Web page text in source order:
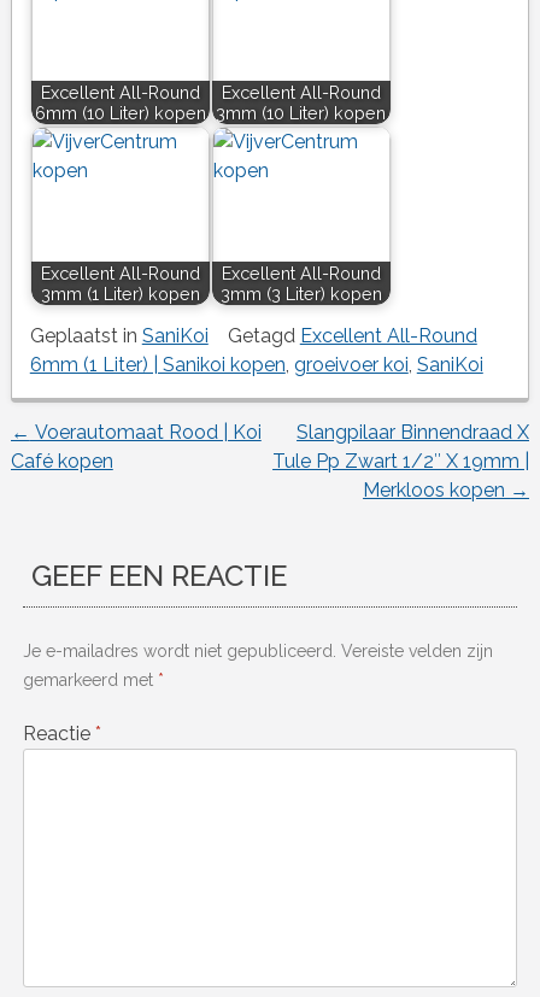
Excellent All-Round
6mm (10 Liter) kopen
Excellent All-Round
3mm (10 Liter) kopen
Excellent All-Round
3mm (1 Liter) kopen
Excellent All-Round
3mm (3 Liter) kopen
Geplaatst in SaniKoi Getagd Excellent All-Round
6mm (1 Liter) | Sanikoi kopen groeivoer koi SaniKoi
Berichtnavigatie
← Voerautomaat Rood | Koi
Café kopen
Slangpilaar Binnendraad X
Tule Pp Zwart 1/2″ X 19mm |
Merkloos kopen →
GEEF EEN REACTIE
Je e-mailadres wordt niet gepubliceerd. Vereiste velden zijn
gemarkeerd met *
Reactie *